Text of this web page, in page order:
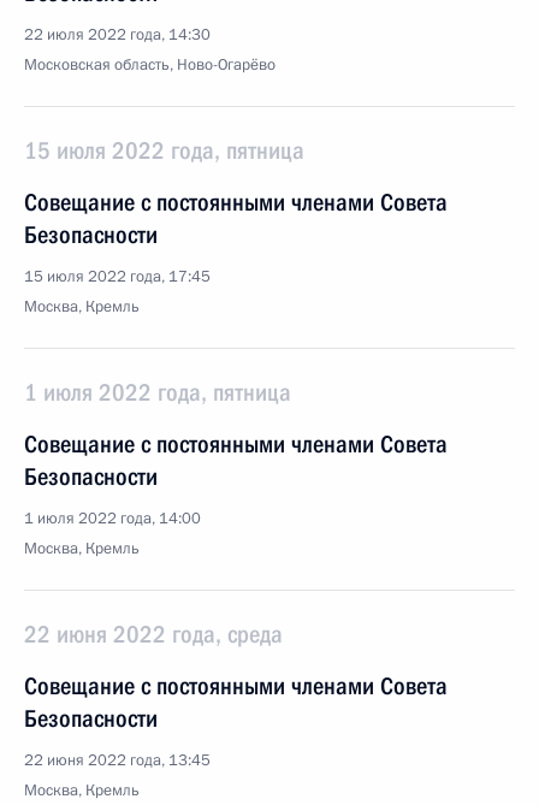
22 июля 2022 года, 14:30
Московская область, Ново-Огарёво
15 июля 2022 года, пятница
Совещание с постоянными членами Совета
Безопасности
15 июля 2022 года, 17:45
Москва, Кремль
1 июля 2022 года, пятница
Совещание с постоянными членами Совета
Безопасности
1 июля 2022 года, 14:00
Москва, Кремль
22 июня 2022 года, среда
Совещание с постоянными членами Совета
Безопасности
22 июня 2022 года, 13:45
Москва, Кремль